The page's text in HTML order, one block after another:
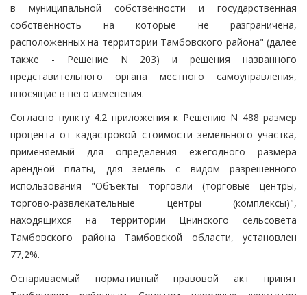
в муниципальной собственности и государственная
собственность на которые не разграничена,
расположенных на территории Тамбовского района" (далее
также - Решение N 203) и решения названного
представительного органа местного самоуправления,
вносящие в него изменения.
Согласно пункту 4.2 приложения к Решению N 488 размер
процента от кадастровой стоимости земельного участка,
применяемый для определения ежегодного размера
арендной платы, для земель с видом разрешенного
использования "Объекты торговли (торговые центры,
торгово-развлекательные центры (комплексы)",
находящихся на территории Цнинского сельсовета
Тамбовского района Тамбовской области, установлен
77,2%.
Оспариваемый нормативный правовой акт принят